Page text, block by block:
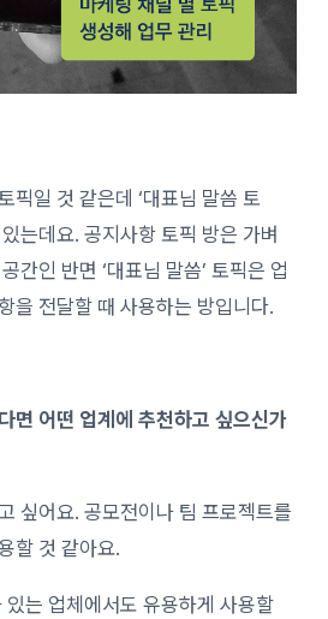
픽일 것 같은데 ‘대표님 말씀 토
는데요. 공지사항 토픽 방은 가벼
간인 반면 ‘대표님 말씀’ 토픽은 업
을 전달할 때 사용하는 방입니다.
면 어떤 업계에 추천하고 싶으신가
싶어요. 공모전이나 팀 프로젝트를
할 것 같아요.
는 업체에서도 유용하게 사용할